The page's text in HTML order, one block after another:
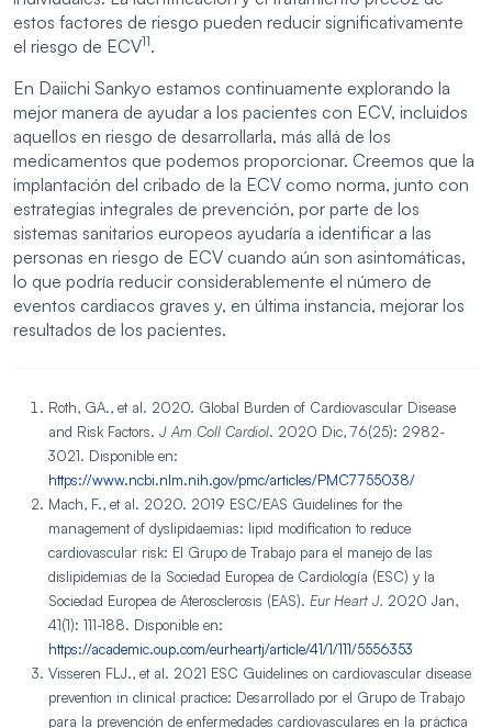
estos factores de riesgo pueden reducir significativamente
el riesgo de ECV11.
En Daiichi Sankyo estamos continuamente explorando la
mejor manera de ayudar a los pacientes con ECV, incluidos
aquellos en riesgo de desarrollarla, más allá de los
medicamentos que podemos proporcionar. Creemos que la
implantación del cribado de la ECV como norma, junto con
estrategias integrales de prevención, por parte de los
sistemas sanitarios europeos ayudaría a identificar a las
personas en riesgo de ECV cuando aún son asintomáticas,
lo que podría reducir considerablemente el número de
eventos cardiacos graves y, en última instancia, mejorar los
resultados de los pacientes.
Roth, GA., et al. 2020. Global Burden of Cardiovascular Disease
and Risk Factors. J Am Coll Cardiol. 2020 Dic, 76(25): 2982-
3021. Disponible en:
https://www.ncbi.nlm.nih.gov/pmc/articles/PMC7755038/
Mach, F., et al. 2020. 2019 ESC/EAS Guidelines for the
management of dyslipidaemias: lipid modification to reduce
cardiovascular risk: El Grupo de Trabajo para el manejo de las
dislipidemias de la Sociedad Europea de Cardiología (ESC) y la
Sociedad Europea de Aterosclerosis (EAS). Eur Heart J. 2020 Jan,
41(1): 111-188. Disponible en:
https://academic.oup.com/eurheartj/article/41/1/111/5556353
Visseren FLJ., et al. 2021 ESC Guidelines on cardiovascular disease
prevention in clinical practice: Desarrollado por el Grupo de Trabajo
para la prevención de enfermedades cardiovasculares en la práctica